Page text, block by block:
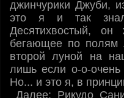
джинчурики Джуби,
это я и так
Десятихвостый,
бегающее по полям
второй луной на
лишь если о-о-очень
Но... и это я, в
Далее: Рикудо